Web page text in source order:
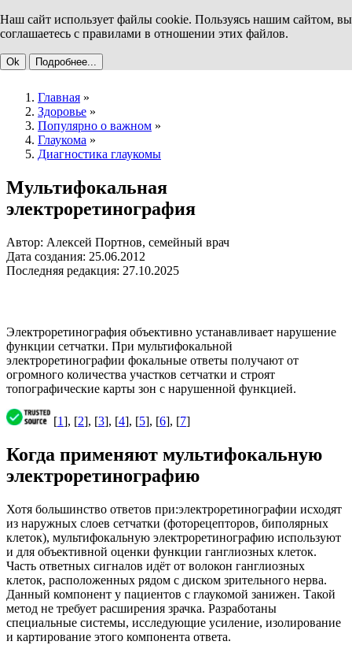
Наш сайт использует файлы cookie. Пользуясь нашим сайтом, вы
соглашаетесь с правилами в отношении этих файлов.
Ok Подробнее...
Главная »
Здоровье »
Популярно о важном »
Глаукома »
Диагностика глаукомы
Мультифокальная
электроретинография
Автор: Алексей Портнов, семейный врач
Дата создания: 25.06.2012
Последняя редакция: 27.10.2025
Электроретинография объективно устанавливает нарушение
функции сетчатки. При мультифокальной
электроретинографии фокальные ответы получают от
огромного количества участков сетчатки и строят
топографические карты зон с нарушенной функцией.
[1], [2], [3], [4], [5], [6], [7]
Когда применяют мультифокальную
электроретинографию
Хотя большинство ответов при:электроретинографии исходят
из наружных слоев сетчатки (фоторецепторов, биполярных
клеток), мультифокальную электроретинографию используют
и для объективной оценки функции ганглиозных клеток.
Часть ответных сигналов идёт от волокон ганглиозных
клеток, расположенных рядом с диском зрительного нерва.
Данный компонент у пациентов с глаукомой занижен. Такой
метод не требует расширения зрачка. Разработаны
специальные системы, исследующие усиление, изолирование
и картирование этого компонента ответа.